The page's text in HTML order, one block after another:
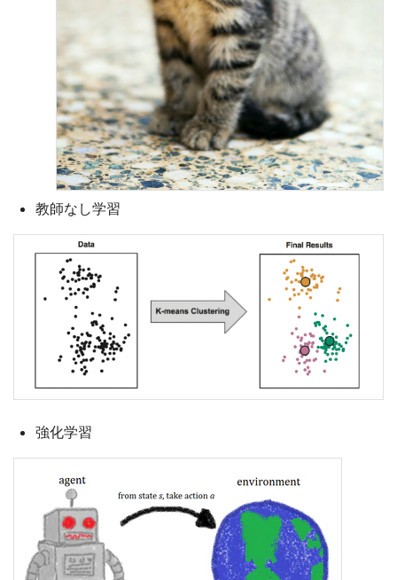
教師なし学習
強化学習